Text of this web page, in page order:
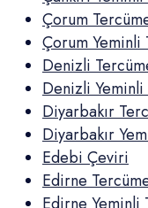
Çorum
Çorum Yeminli
Denizli
Denizli Yeminli
Diyarbakır
Diyarbakır
Edebi Çeviri
Edirne